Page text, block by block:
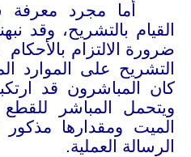
أما مجرد معرفة
القيام بالتشريح، وقد
ضرورة الالتزام
التشريح على الموارد
كان المباشرون قد
ويتحمل المباشر
الميت ومقدارها
الرسالة العملية.